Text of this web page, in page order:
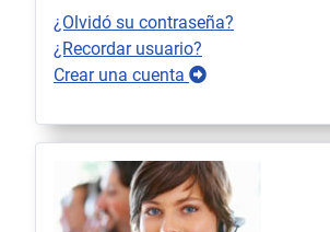
¿Olvidó su contraseña?
¿Recordar usuario?
Crear una cuenta